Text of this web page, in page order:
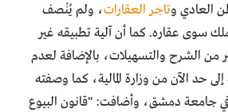
العادي وتاجر العقارات، ولم يُنْصف
سوى عقاره. كما أن آلية تطبيقه غير
من الشرح والتسهيلات، بالإضافة لعدم
إلى حد الآن من وزارة المالية، كما وصفته
في جامعة دمشق، وأضافت: "قانون البيوع